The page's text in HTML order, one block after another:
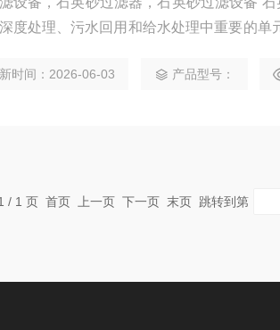
度处理、污水回用和给水处理中重要的
时间：2026-06-03 产品型号：
/ 1 页 首页 上一页 下一页 末页 跳转到第